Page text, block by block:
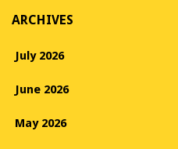
ARCHIVES
July 2026
June 2026
May 2026